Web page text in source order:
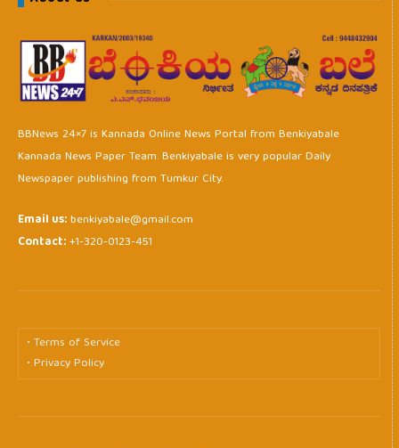
BBNews 24×7 is Kannada Online News Portal from Benkiyabale
Kannada News Paper Team. Benkiyabale is very popular Daily
Newspaper publishing from Tumkur City.
Email us:benkiyabale@gmail.com
Contact:+1-320-0123-451
• Terms of Service
• Privacy Policy